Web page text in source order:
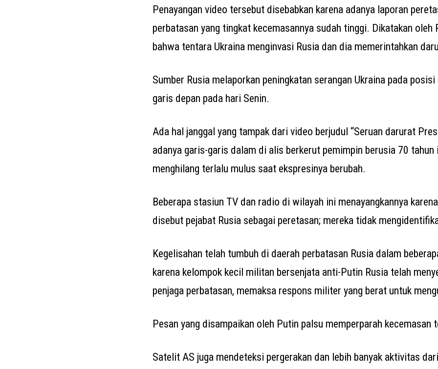
Penayangan video tersebut disebabkan karena adanya laporan
perbatasan yang tingkat kecemasannya sudah tinggi. Dikatakan oleh
bahwa tentara Ukraina menginvasi Rusia dan dia memerintahkan
Sumber Rusia melaporkan peningkatan serangan Ukraina pada posisi
garis depan pada hari Senin.
Ada hal janggal yang tampak dari video berjudul “Seruan darurat
adanya garis-garis dalam di alis berkerut pemimpin berusia 70 tahun
menghilang terlalu mulus saat ekspresinya berubah.
Beberapa stasiun TV dan radio di wilayah ini menayangkannya
disebut pejabat Rusia sebagai peretasan; mereka tidak
Kegelisahan telah tumbuh di daerah perbatasan Rusia dalam
karena kelompok kecil militan bersenjata anti-Putin Rusia telah
penjaga perbatasan, memaksa respons militer yang berat untuk
Pesan yang disampaikan oleh Putin palsu memperparah kecemasan
Satelit AS juga mendeteksi pergerakan dan lebih banyak aktivitas